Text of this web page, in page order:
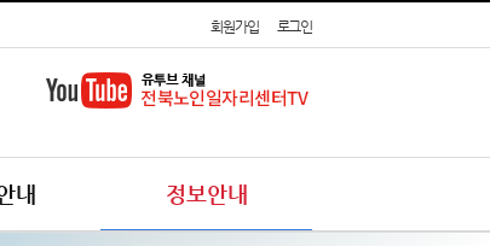
회원가입 로그인
내 정보안내